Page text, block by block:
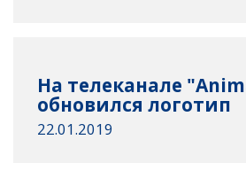
На телеканале
обновился логотип
22.01.2019